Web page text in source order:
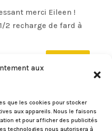
aux
que les cookies pour stocker
aux appareils. Nous le faisons
et pour afficher des publicités
technologies nous autorisera à
merci Eileen !
2 recharge de fard à
sans rien d’autre
et le kiko 3 jours!!!